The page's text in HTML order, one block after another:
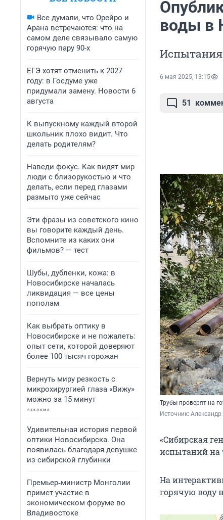
Все думали, что Орейро и
Арана встречаются: что на
самом деле связывало самую
горячую пару 90-х
ЕГЭ хотят отменить к 2027
году: в Госдуме уже
придумали замену. Новости 6
августа
К выпускному каждый второй
школьник плохо видит. Что
делать родителям?
Наведи фокус. Как видят мир
люди с близорукостью и что
делать, если перед глазами
размыто уже сейчас
Эти фразы из советского кино
вы говорите каждый день.
Вспомните из каких они
фильмов? — тест
Шубы, дубленки, кожа: в
Новосибирске началась
ликвидация — все цены
пополам
Как выбрать оптику в
Новосибирске и не пожалеть:
опыт сети, которой доверяют
более 100 тысяч горожан
Вернуть миру резкость с
микрохирургией глаза «Вижу»
можно за 15 минут
Удивительная история первой
оптики Новосибирска. Она
появилась благодаря девушке
из сибирской глубинки
Премьер‑министр Монголии
примет участие в
экономическом форуме во
Владивостоке
воды в
Испытания
6 мая 2025, 13:15
51
Трубы проверят на
Источник: Александр
«Сибирская
испытаний на
На
горячую воду